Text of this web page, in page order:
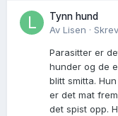
Tynn hund
Av Lisen ·
Parasitter er
hunder og de
blitt smitta.
er det mat
det spist opp.